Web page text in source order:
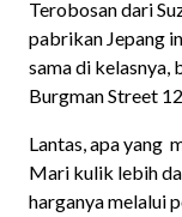
Terobosan dari
pabrikan Jepang
sama di kelasnya,
Burgman Street
Lantas, apa yang
Mari kulik lebih
harganya melalui